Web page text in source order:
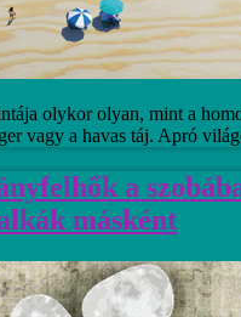
olykor olyan, mint a
vagy a havas táj. Apró
a
másként